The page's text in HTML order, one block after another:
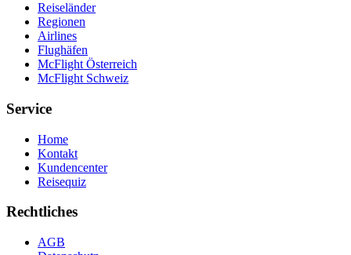
Reiseländer
Regionen
Airlines
Flughäfen
McFlight Österreich
McFlight Schweiz
Service
Home
Kontakt
Kundencenter
Reisequiz
Rechtliches
AGB